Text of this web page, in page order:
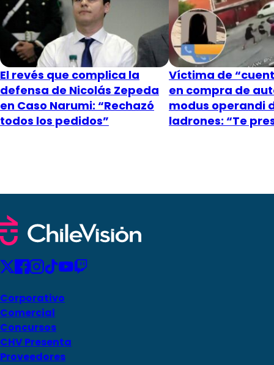
El revés que complica la
defensa de Nicolás Zepeda
en Caso Narumi: “Rechazó
todos los pedidos”
Víctima de
en compra de
modus operandi
ladrones: “Te
Corporativo
Comercial
Concursos
CHV Presenta
Proveedores